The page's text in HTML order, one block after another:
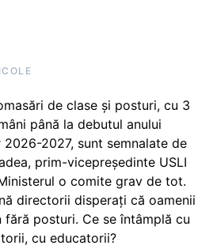
de clase și posturi, cu 3
până la debutul anului
2026-2027, sunt semnalate de
prim-vicepreședinte USLI
o comite grav de tot.
directorii disperați că oamenii
fără posturi. Ce se întâmplă cu
cu educatorii?